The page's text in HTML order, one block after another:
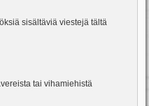
sisältäviä viestejä tältä
tai vihamiehistä